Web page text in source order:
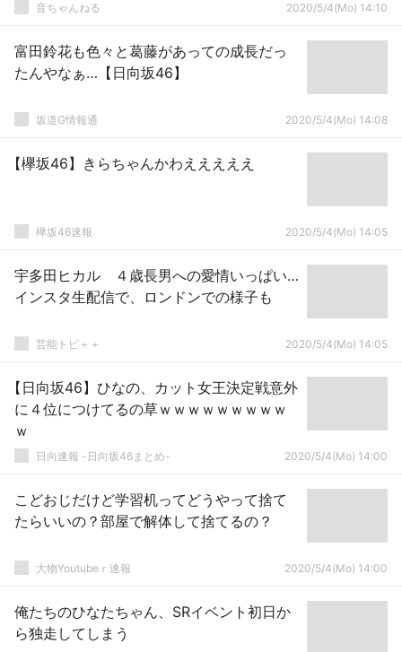
音ちゃんねる 2020/5/4(Mo) 14:10
富田鈴花も色々と葛藤があっての成長だっ
たんやなぁ…【日向坂46】
坂道G情報通 2020/5/4(Mo) 14:08
【欅坂46】きらちゃんかわえええええ
欅坂46速報 2020/5/4(Mo) 14:05
宇多田ヒカル ４歳長男への愛情いっぱい…
インスタ生配信で、ロンドンでの様子も
芸能トピ＋＋ 2020/5/4(Mo) 14:05
【日向坂46】ひなの、カット女王決定戦意外
に４位につけてるの草ｗｗｗｗｗｗｗｗｗ
ｗ
日向速報 -日向坂46まとめ- 2020/5/4(Mo) 14:00
こどおじだけど学習机ってどうやって捨て
たらいいの？部屋で解体して捨てるの？
大物Youtubeｒ速報 2020/5/4(Mo) 14:00
俺たちのひなたちゃん、SRイベント初日か
ら独走してしまう